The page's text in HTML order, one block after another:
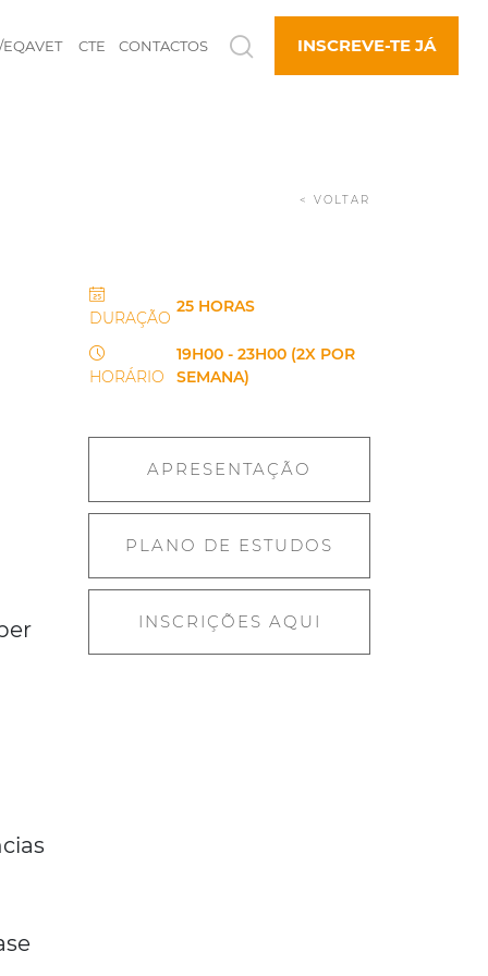
EQAVET CTE CONTACTOS INSCREVE-TE JÁ
< VOLTAR
DURAÇÃO
25 HORAS
HORÁRIO
19H00 - 23H00 (2X POR
SEMANA)
APRESENTAÇÃO
PLANO DE ESTUDOS
INSCRIÇÕES AQUI